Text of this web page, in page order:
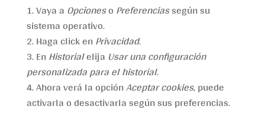
Vaya aOpcionesoPreferenciassegún su
sistema operativo.
Haga click enPrivacidad.
EnHistorialelija Usar una configuración
personalizada para el historial.
Ahora verá la opciónAceptar cookies, puede
activarla o desactivarla según sus preferencias.